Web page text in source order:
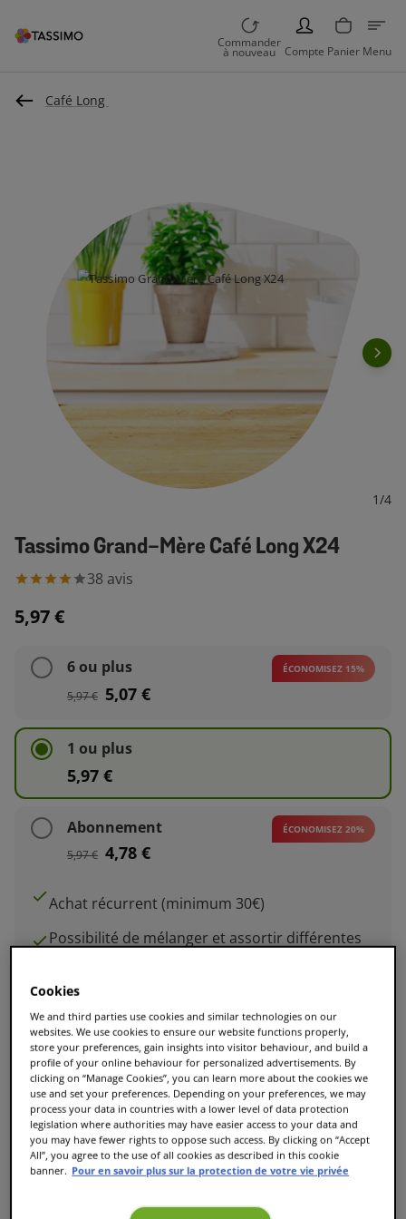
Commander
à nouveau
PERSON
Compte Panier Menu
Café Long
1/4
Tassimo Grand-Mère Café Long X24
38 avis
5,97 €
6 ou plus ÉCONOMISEZ 15%
5,97 € 5,07 €
1 ou plus
5,97 €
Abonnement ÉCONOMISEZ 20%
5,97 € 4,78 €
Achat récurrent (minimum 30€)
Possibilité de mélanger et assortir différentes
Modifiez ou annulez à tout moment
Choisissez votre fréquence de livraison dans votre
panier
Ajouter au panier
Cookies
We and third parties use cookies and similar technologies on our
websites. We use cookies to ensure our website functions properly,
store your preferences, gain insights into visitor behaviour, and build a
profile of your online behaviour for personalized advertisements. By
clicking on “Manage Cookies”, you can learn more about the cookies we
use and set your preferences. Depending on your preferences, we may
process your data in countries with a lower level of data protection
legislation where authorities may have easier access to your data and
you may have fewer rights to oppose such access. By clicking on “Accept
All”, you agree to the use of all cookies as described in this cookie
banner. Pour en savoir plus sur la protection de votre vie privée